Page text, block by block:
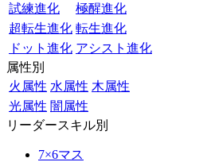
試練進化
極醒進化
超転生進化 転生進化
ドット進化 アシスト進化
属性別
火属性 水属性 木属性
光属性 闇属性
リーダースキル別
7×6マス